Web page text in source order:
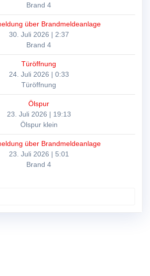
Brand 4
über Brandmeldeanlage
30. Juli 2026 | 2:37
Brand 4
Türöffnung
24. Juli 2026 | 0:33
Türöffnung
Ölspur
23. Juli 2026 | 19:13
Ölspur klein
über Brandmeldeanlage
23. Juli 2026 | 5:01
Brand 4